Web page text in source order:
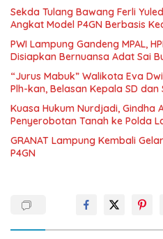
Sekda Tulang Bawang Ferli
Angkat Model P4GN Berbasis
PWI Lampung Gandeng MPAL,
Disiapkan Bernuansa Adat Sai
“Jurus Mabuk” Walikota Eva
Plh-kan, Belasan Kepala SD
Kuasa Hukum Nurdjadi, Gindha
Penyerobotan Tanah ke Polda
GRANAT Lampung Kembali
P4GN